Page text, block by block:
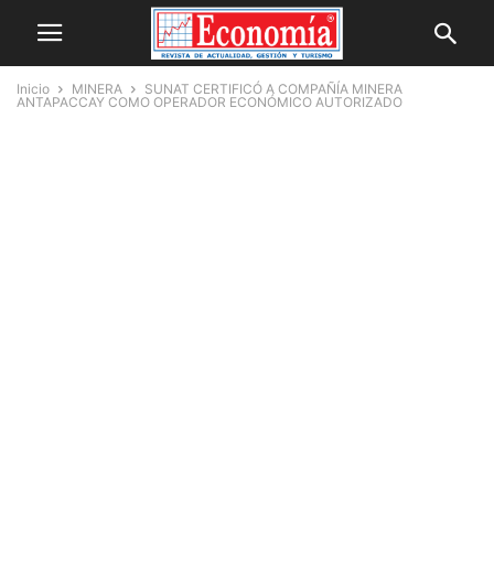
Inicio MINERA
SUNAT CERTIFICÓ A COMPAÑÍA MINERA
ANTAPACCAY COMO OPERADOR ECONÓMICO AUTORIZADO